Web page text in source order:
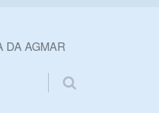
DA AGMAR